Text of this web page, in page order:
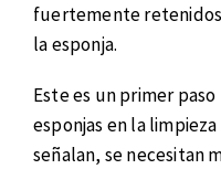
fuertemente
la esponja.
Este es un primer
esponjas en la
señalan, se necesitan